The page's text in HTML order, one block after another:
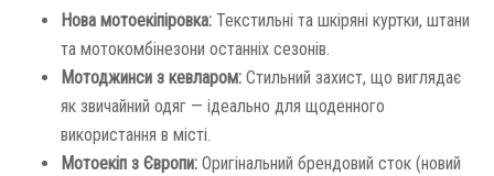
Нова мотоекіпіровка: Текстильні та шкіряні куртки, штани
та мотокомбінезони останніх сезонів.
Мотоджинси з кевларом: Стильний захист, що виглядає
як звичайний одяг — ідеально для щоденного
використання в місті.
Мотоекіп з Європи: Оригінальний брендовий сток (новий